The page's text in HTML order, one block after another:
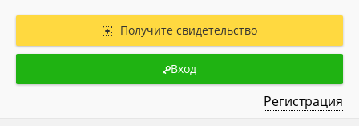
Получите свидетельство
Вход
Регистрация